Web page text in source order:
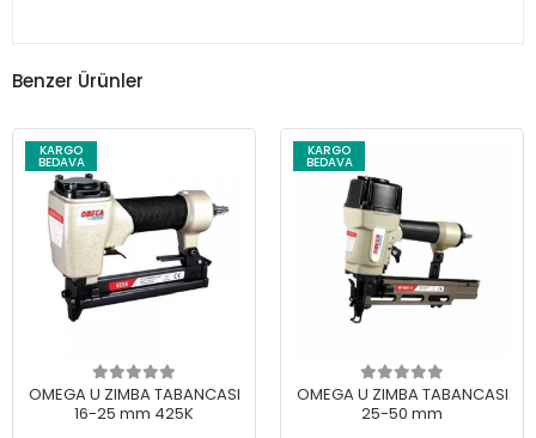
Benzer Ürünler
KARGO
BEDAVA
OMEGA U ZIMBA TABANCASI
16-25 mm 425K
KARGO
BEDAVA
OMEGA U ZIMBA TABANCASI
25-50 mm